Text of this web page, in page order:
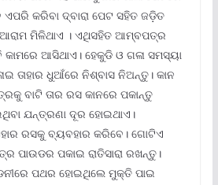
କରିବା ଦ୍ବାରା ପେଟ ସହିତ ଜଡ଼ିତ
ମିଳିଥାଏ । ଏଥିସହିତ ଆମ୍ବପତ୍ର
ଆସିଥାଏ। ହେକୁଡି ଓ ଗଳା ସମସ୍ୟା
ତାହାର ଧୁଆଁରେ ନିଶ୍ବାସ ନିଅନ୍ତୁ। କାନ
ବାଟି ତାର ରସ କାନରେ ପକାନ୍ତୁ
ଯନ୍ତ୍ରଣା ଦୂର ହୋଇଥାଏ।
ରସକୁ ବ୍ୟବହାର କରିବେ। ଗୋଟିଏ
ପାଉଡର ପକାଇ ରାତିସାରା ରଖନ୍ତୁ।
ପଥର ହୋଇଥିଲେ ମୁକ୍ତି ପାଇ